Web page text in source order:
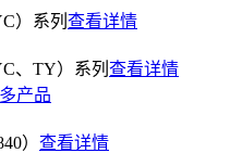
）系列 查看详情
、TY）系列 查看详情
产品
） 查看详情